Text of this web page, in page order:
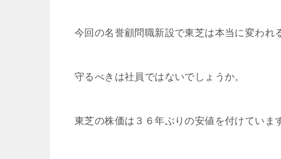
今回の名誉顧問職新設で東芝は本当に変われ
守るべきは社員ではないでしょうか。
東芝の株価は３６年ぶりの安値を付けていま